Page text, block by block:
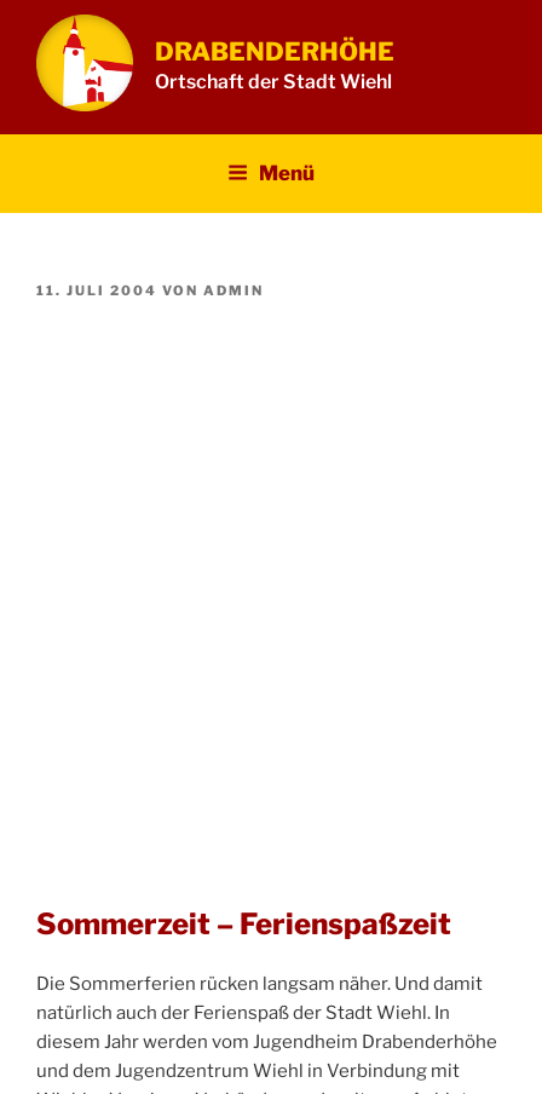
Inhalt
springen
DRABENDERHÖHE
Ortschaft der Stadt Wiehl
Menü
VERÖFFENTLICHT
11. JULI 2004 VON ADMIN
Sommerzeit – Ferienspaßzeit
Die Sommerferien rücken langsam näher. Und damit
natürlich auch der Ferienspaß der Stadt Wiehl. In
diesem Jahr werden vom Jugendheim Drabenderhöhe
und dem Jugendzentrum Wiehl in Verbindung mit